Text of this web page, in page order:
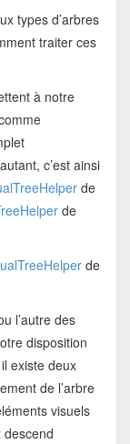
types d’arbres
traiter ces
à notre
c’est ainsi
de
de
de
l’autre des
disposition
existe deux
de l’arbre
visuels
descend